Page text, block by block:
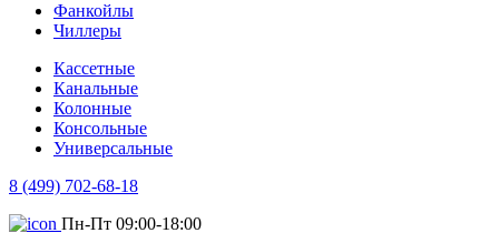
Фанкойлы
Чиллеры
Кассетные
Канальные
Колонные
Консольные
Универсальные
8 (499) 702-68-18
Пн-Пт 09:00-18:00